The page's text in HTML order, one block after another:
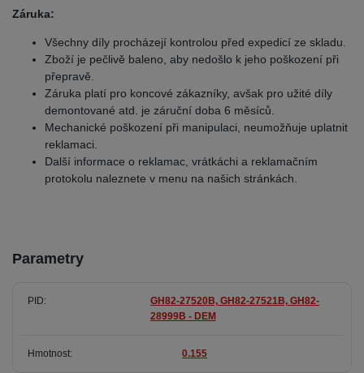
Záruka:
Všechny díly procházejí kontrolou před expedicí ze skladu.
Zboží je pečlivě baleno, aby nedošlo k jeho poškození při
přepravě.
Záruka platí pro koncové zákazníky, avšak pro užité díly
demontované atd. je záruční doba 6 měsíců.
Mechanické poškození při manipulaci, neumožňuje uplatnit
reklamaci.
Další informace o reklamac, vrátkáchi a reklamačním
protokolu naleznete v menu na našich stránkách.
Parametry
PID
GH82-27520B, GH82-27521B, GH82-
28999B - DEM
Hmotnost 0.155